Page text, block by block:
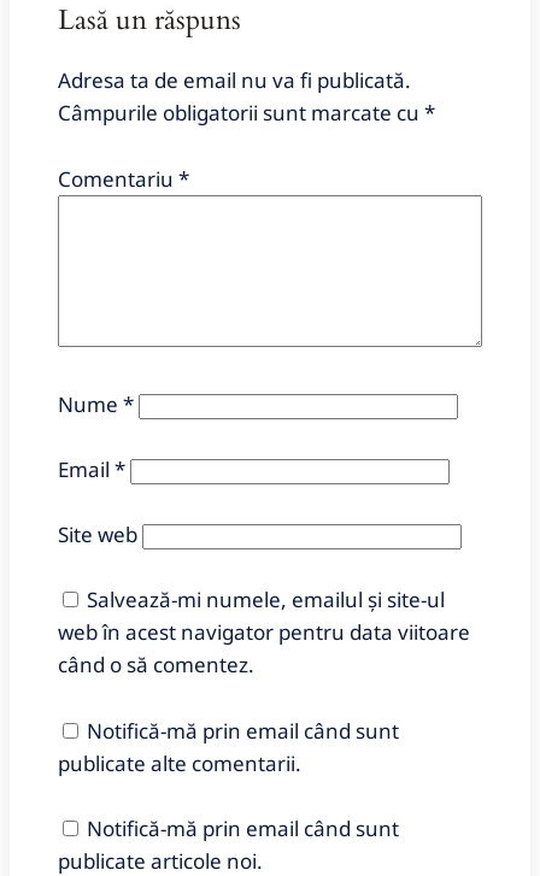
Lasă un răspuns
Adresa ta de email nu va fi publicată.
Câmpurile obligatorii sunt marcate cu *
Comentariu *
Nume *
Email *
Site web
Salvează-mi numele, emailul și site-ul
web în acest navigator pentru data viitoare
când o să comentez.
Notifică-mă prin email când sunt
publicate alte comentarii.
Notifică-mă prin email când sunt
publicate articole noi.